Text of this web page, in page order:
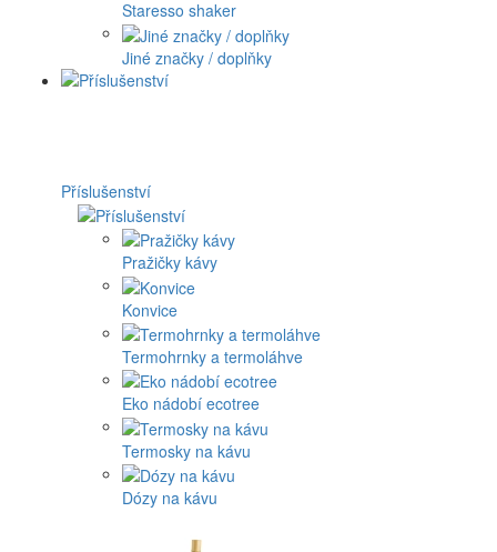
Staresso shaker
Jiné značky / doplňky
Příslušenství
Pražičky kávy
Konvice
Termohrnky a termoláhve
Eko nádobí ecotree
Termosky na kávu
Dózy na kávu